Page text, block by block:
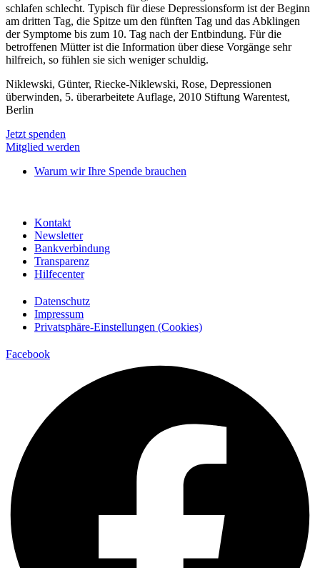
schlafen schlecht. Typisch für diese Depressionsform ist der Beginn
am dritten Tag, die Spitze um den fünften Tag und das Abklingen
der Symptome bis zum 10. Tag nach der Entbindung. Für die
betroffenen Mütter ist die Information über diese Vorgänge sehr
hilfreich, so fühlen sie sich weniger schuldig.
Niklewski, Günter, Riecke-Niklewski, Rose, Depressionen
überwinden, 5. überarbeitete Auflage, 2010 Stiftung Warentest,
Berlin
Jetzt spenden
Mitglied werden
Warum wir Ihre Spende brauchen
Kontakt
Newsletter
Bankverbindung
Transparenz
Hilfecenter
Datenschutz
Impressum
Privatsphäre-Einstellungen (Cookies)
Facebook